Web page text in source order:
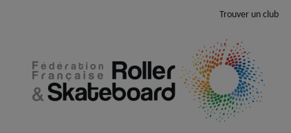
Trouver un club